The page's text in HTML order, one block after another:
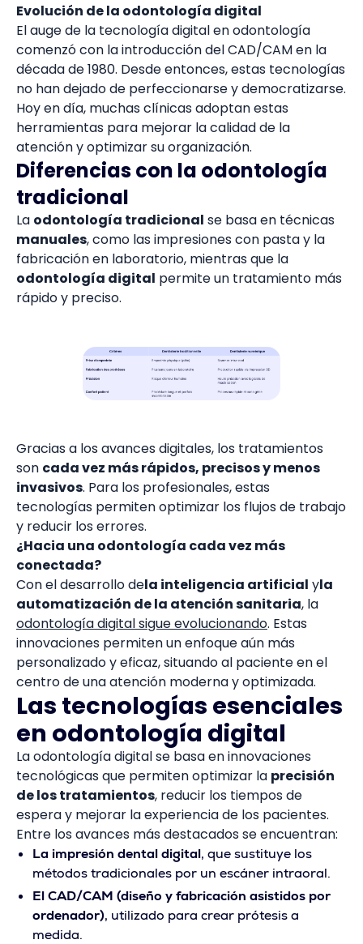
Evolución de la odontología digital
El auge de la tecnología digital en odontología
comenzó con la introducción del CAD/CAM en la
década de 1980. Desde entonces, estas tecnologías
no han dejado de perfeccionarse y democratizarse.
Hoy en día, muchas clínicas adoptan estas
herramientas para mejorar la calidad de la
atención y optimizar su organización.
Diferencias con la odontología
tradicional
La odontología tradicional se basa en técnicas
manuales, como las impresiones con pasta y la
fabricación en laboratorio, mientras que la
odontología digital permite un tratamiento más
rápido y preciso.
Gracias a los avances digitales, los tratamientos
son cada vez más rápidos, precisos y menos
invasivos. Para los profesionales, estas
tecnologías permiten optimizar los flujos de trabajo
y reducir los errores.
¿Hacia una odontología cada vez más
conectada?
Con el desarrollo dela inteligencia artificial yla
automatización de la atención sanitaria, la
odontología digital sigue evolucionando. Estas
innovaciones permiten un enfoque aún más
personalizado y eficaz, situando al paciente en el
centro de una atención moderna y optimizada.
Las tecnologías esenciales
en odontología digital
La odontología digital se basa en innovaciones
tecnológicas que permiten optimizar la precisión
de los tratamientos, reducir los tiempos de
espera y mejorar la experiencia de los pacientes.
Entre los avances más destacados se encuentran:
La impresión dental digital, que sustituye los
métodos tradicionales por un escáner intraoral.
El CAD/CAM (diseño y fabricación asistidos por
ordenador), utilizado para crear prótesis a
medida.